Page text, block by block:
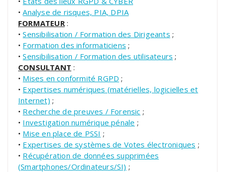
•Analyse de risques, PIA, DPIA
FORMATEUR:
•Sensibilisation / Formation des Dirigeants ;
• Formation des informaticiens ;
•Sensibilisation / Formation des utilisateurs ;
CONSULTANT :
• Mises en conformité RGPD ;
• Expertises numériques (matérielles, logicielles et
Internet) ;
• Recherche de preuves / Forensic ;
• Investigation numérique pénale ;
• Mise en place de PSSI ;
• Expertises de systèmes de Votes électroniques ;
• Récupération de données supprimées
(Smartphones/Ordinateurs/SI) ;